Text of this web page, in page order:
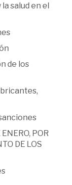
salud en el
de los
POR
DE LOS